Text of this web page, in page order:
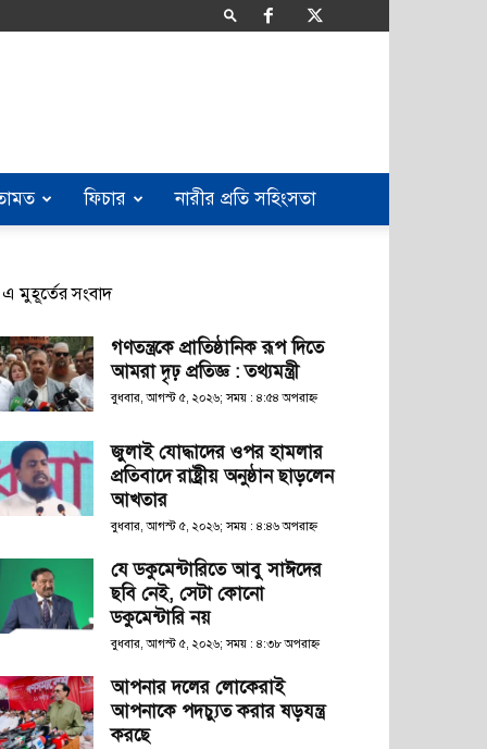
ফিচার নারীর প্রতি সহিংসতা
এ মুহূর্তের সংবাদ
গণতন্ত্রকে প্রাতিষ্ঠানিক রূপ দিতে
আমরা দৃঢ় প্রতিজ্ঞ : তথ্যমন্ত্রী
বুধবার, আগস্ট ৫, ২০২৬; সময় : ৪:৫৪ অপরাহ্ণ
জুলাই যোদ্ধাদের ওপর হামলার
প্রতিবাদে রাষ্ট্রীয় অনুষ্ঠান ছাড়লেন
আখতার
বুধবার, আগস্ট ৫, ২০২৬; সময় : ৪:৪৬ অপরাহ্ণ
যে ডকুমেন্টারিতে আবু সাঈদের
ছবি নেই, সেটা কোনো
ডকুমেন্টারি নয়
বুধবার, আগস্ট ৫, ২০২৬; সময় : ৪:৩৮ অপরাহ্ণ
আপনার দলের লোকেরাই
আপনাকে পদচ্যুত করার ষড়যন্ত্র
করছে